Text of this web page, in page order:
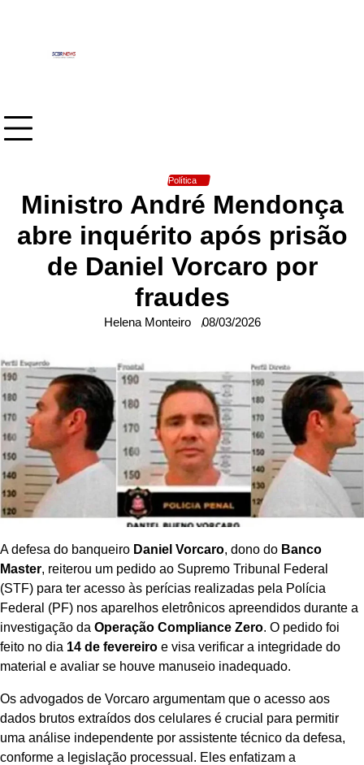
Política
Ministro André Mendonça
abre inquérito após prisão
de Daniel Vorcaro por
fraudes
Helena Monteiro 08/03/2026
A defesa do banqueiro Daniel Vorcaro, dono do Banco
Master, reiterou um pedido ao Supremo Tribunal Federal
(STF) para ter acesso às perícias realizadas pela Polícia
Federal (PF) nos aparelhos eletrônicos apreendidos durante a
investigação da Operação Compliance Zero. O pedido foi
feito no dia 14 de fevereiro e visa verificar a integridade do
material e avaliar se houve manuseio inadequado.
Os advogados de Vorcaro argumentam que o acesso aos
dados brutos extraídos dos celulares é crucial para permitir
uma análise independente por assistente técnico da defesa,
conforme a legislação processual. Eles enfatizam a